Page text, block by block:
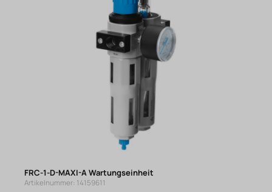
FRC-1-D-MAXI-A Wartungseinheit
Artikelnummer: 14159611